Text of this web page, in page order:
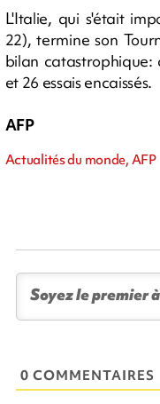
L'Italie, qui s'était
22), termine son
bilan catastrophique:
et 26 essais encaissés.
AFP
Actualités du monde, AFP
0 COMMENTAIRES